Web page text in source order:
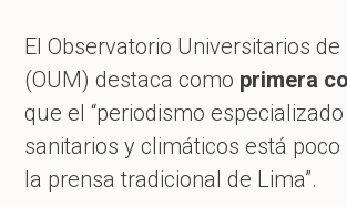
El Observatorio Universitarios
(OUM) destaca como primera
que el “periodismo
sanitarios y climáticos está poco
la prensa tradicional de Lima”.